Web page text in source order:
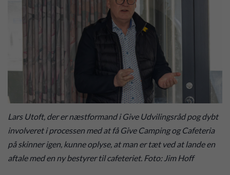
Lars Utoft, der er næstformand i Give Udvilingsråd pog dybt
involveret i processen med at få Give Camping og Cafeteria
på skinner igen, kunne oplyse, at man er tæt ved at lande en
aftale med en ny bestyrer til cafeteriet. Foto: Jim Hoff